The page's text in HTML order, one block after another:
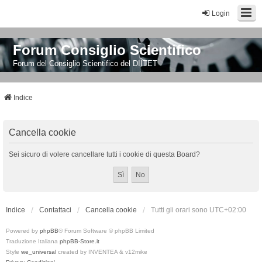
Login
Forum Consiglio Scientifico
Forum del Consiglio Scientifico del DIITET
Indice
Cancella cookie
Sei sicuro di volere cancellare tutti i cookie di questa Board?
Indice Contattaci Cancella cookie Tutti gli orari sono UTC+02:00
Powered by phpBB® Forum Software © phpBB Limited
Traduzione Italiana phpBB-Store.it
Style we_universal created by INVENTEA & v12mike